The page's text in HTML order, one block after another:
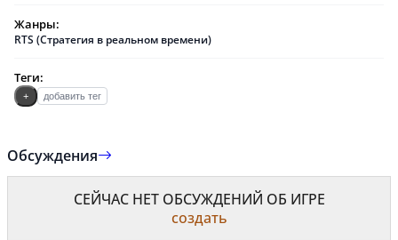
Жанры:
RTS (Стратегия в реальном времени)
Теги:
+ добавить тег
Обсуждения
СЕЙЧАС НЕТ ОБСУЖДЕНИЙ ОБ ИГРЕ
создать